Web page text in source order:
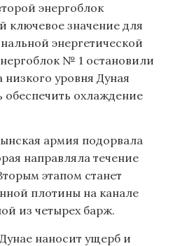
энергоблок
значение для
энергетической
№ 1 остановили
низкого уровня Дуная
обеспечить охлаждение
армия подорвала
направляла течение
этапом станет
плотины на канале
из четырех барж.
наносит ущерб и